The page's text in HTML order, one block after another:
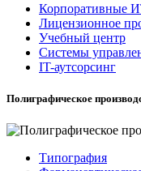
Корпоративные
Лицензионное
Учебный центр
Системы
IT-аутсорсинг
Полиграфическое
Типография